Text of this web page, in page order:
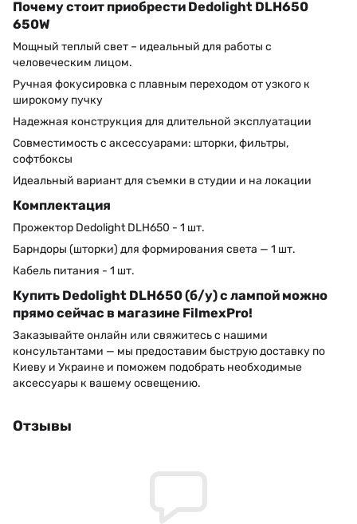
Почему стоит приобрести Dedolight DLH650
650W
Мощный теплый свет – идеальный для работы с
человеческим лицом.
Ручная фокусировка с плавным переходом от узкого к
широкому пучку
Надежная конструкция для длительной эксплуатации
Совместимость с аксессуарами: шторки, фильтры,
софтбоксы
Идеальный вариант для съемки в студии и на локации
Комплектация
Прожектор Dedolight DLH650 - 1 шт.
Барндоры (шторки) для формирования света — 1 шт.
Кабель питания - 1 шт.
Купить Dedolight DLH650 (б/у) с лампой можно
прямо сейчас в магазине FilmexPro!
Заказывайте онлайн или свяжитесь с нашими
консультантами — мы предоставим быструю доставку по
Киеву и Украине и поможем подобрать необходимые
аксессуары к вашему освещению.
Отзывы